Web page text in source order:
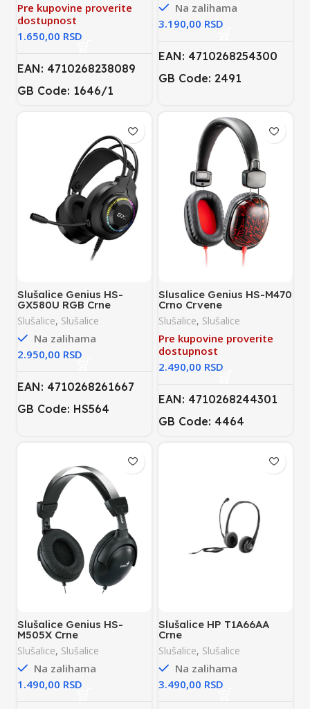
Pre kupovine proverite
dostupnost
RSD
EAN: 4710268238089
GB Code: 1646/1
Na zalihama
RSD
EAN: 4710268254300
GB Code: 2491
Slušalice Genius HS-
GX580U RGB Crne
Slušalice, Slušalice
Na zalihama
RSD
EAN: 4710268261667
GB Code: HS564
Slusalice Genius HS-M470
Crno Crvene
Slušalice, Slušalice
Pre kupovine proverite
dostupnost
RSD
EAN: 4710268244301
GB Code: 4464
Slušalice Genius HS-
M505X Crne
Slušalice, Slušalice
Na zalihama
RSD
Slušalice HP T1A66AA
Crne
Slušalice, Slušalice
Na zalihama
RSD